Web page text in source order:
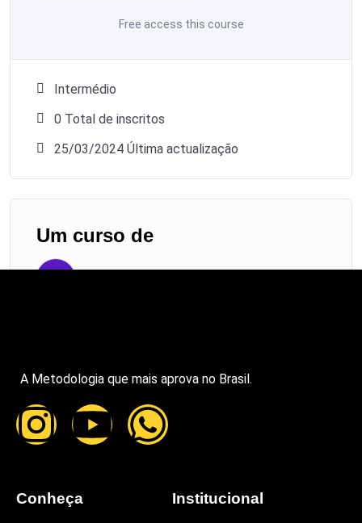
Free access this course
Intermédio
0 Total de inscritos
25/03/2024 Última actualização
Um curso de
A Metodologia que mais aprova no Brasil.
Conheça Institucional